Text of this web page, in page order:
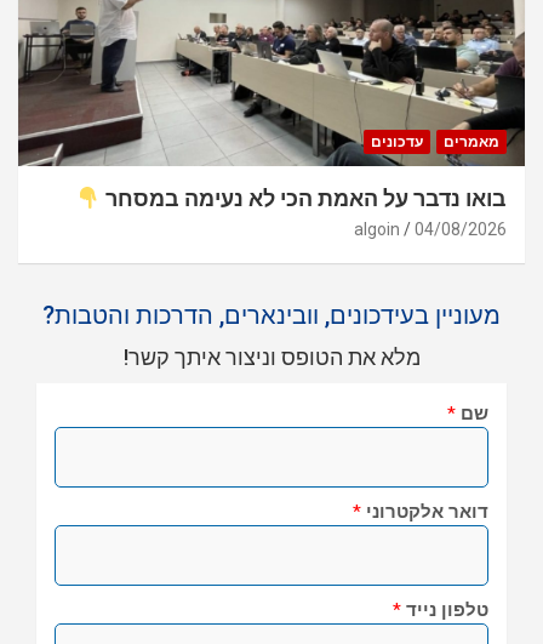
מאמרים עדכונים
בואו נדבר על האמת הכי לא נעימה במסחר
04/08/2026
algoin
מעוניין בעידכונים, וובינארים, הדרכות והטבות?
מלא את הטופס וניצור איתך קשר!
שם *
דואר אלקטרוני *
טלפון נייד *